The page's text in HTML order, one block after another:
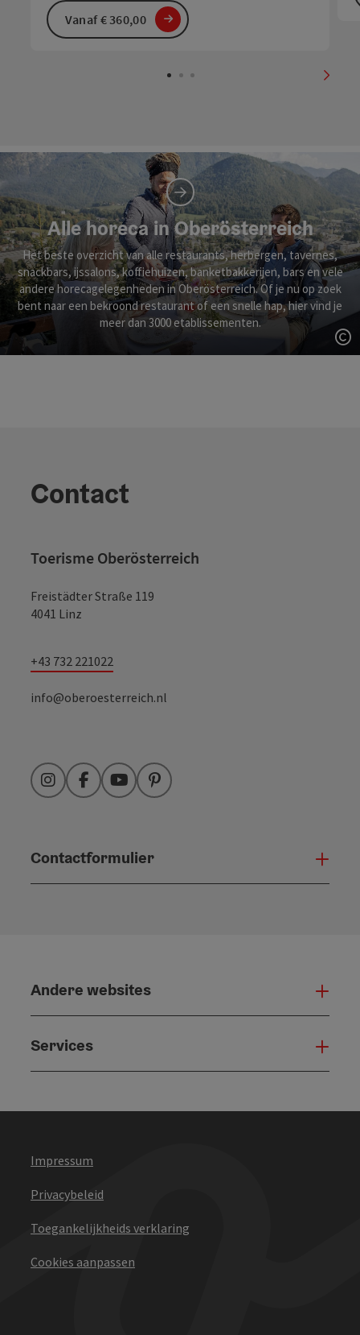
Vanaf € 360,00
Alle horeca in Oberösterreich
Het beste overzicht van alle restaurants, herbergen, tavernes,
snackbars, ijssalons, koffiehuizen, banketbakkerijen, bars en vele
andere horecagelegenheden in Oberösterreich. Of je nu op zoek
bent naar een bekroond restaurant of een snelle hap, hier vind je
meer dan 3000 etablissementen.
Contact
Toerisme Oberösterreich
Freistädter Straße 119
4041 Linz
+43 732 221022
info@oberoesterreich.nl
InstagramFacebookYouTubePinterest
Contactformulier
Andere websites
Services
Impressum
Privacybeleid
Toegankelijkheids verklaring
Cookies aanpassen